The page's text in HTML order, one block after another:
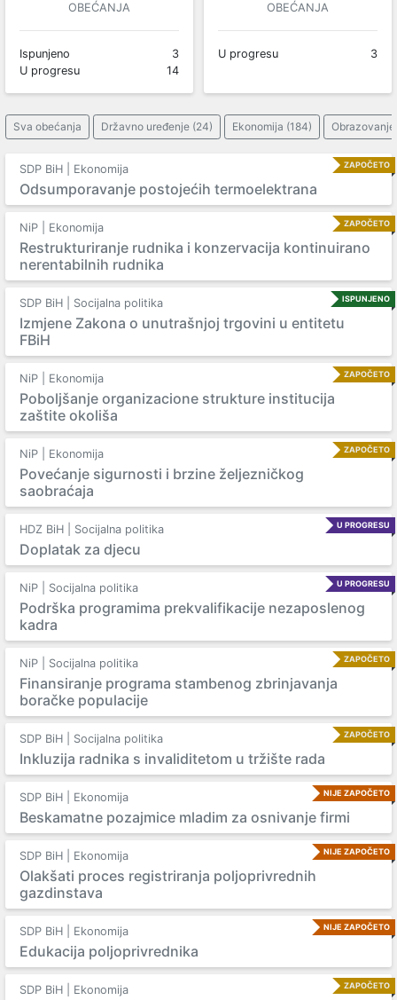
OBEĆANJA
Ispunjeno
3
U progresu
14
OBEĆANJA
U progresu 3
Sva obećanja Državno uređenje (24) Ekonomija (184)
ZAPOČETO
SDP BiH | Ekonomija
Odsumporavanje postojećih termoelektrana
ZAPOČETO
NiP | Ekonomija
Restrukturiranje rudnika i konzervacija kontinuirano
nerentabilnih rudnika
ISPUNJENO
SDP BiH | Socijalna politika
Izmjene Zakona o unutrašnjoj trgovini u entitetu
FBiH
ZAPOČETO
NiP | Ekonomija
Poboljšanje organizacione strukture institucija
zaštite okoliša
ZAPOČETO
NiP | Ekonomija
Povećanje sigurnosti i brzine željezničkog
saobraćaja
U PROGRESU
HDZ BiH | Socijalna politika
Doplatak za djecu
U PROGRESU
NiP | Socijalna politika
Podrška programima prekvalifikacije nezaposlenog
kadra
ZAPOČETO
NiP | Socijalna politika
Finansiranje programa stambenog zbrinjavanja
boračke populacije
ZAPOČETO
SDP BiH | Socijalna politika
Inkluzija radnika s invaliditetom u tržište rada
NIJE ZAPOČETO
SDP BiH | Ekonomija
Beskamatne pozajmice mladim za osnivanje firmi
NIJE ZAPOČETO
SDP BiH | Ekonomija
Olakšati proces registriranja poljoprivrednih
gazdinstava
NIJE ZAPOČETO
SDP BiH | Ekonomija
Edukacija poljoprivrednika
ZAPOČETO
SDP BiH | Ekonomija